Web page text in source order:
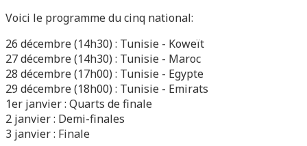
Voici le programme du cinq national:
26 décembre (14h30) : Tunisie - Koweït
27 décembre (14h30) : Tunisie - Maroc
28 décembre (17h00) : Tunisie - Egypte
29 décembre (18h00) : Tunisie - Emirats
1er janvier : Quarts de finale
2 janvier : Demi-finales
3 janvier : Finale